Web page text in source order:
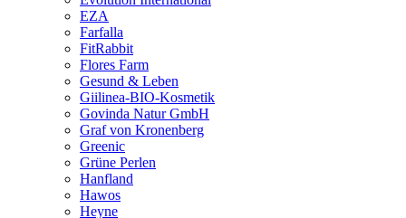
EZA
Farfalla
FitRabbit
Flores Farm
Gesund & Leben
Giilinea-BIO-Kosmetik
Govinda Natur GmbH
Graf von Kronenberg
Greenic
Grüne Perlen
Hanfland
Hawos
Heyne